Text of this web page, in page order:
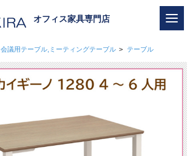
オフィス家具専門店
会議用テーブル,ミーティングテーブル > テーブル